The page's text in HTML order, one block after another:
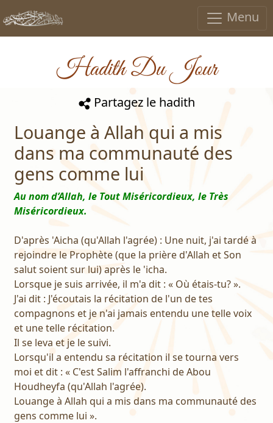
Menu
Hadith Du Jour
Partagez le hadith
Louange à Allah qui a mis
dans ma communauté des
gens comme lui
Au nom d’Allah, le Tout Miséricordieux, le Très
Miséricordieux.
D'après 'Aicha (qu'Allah l'agrée) : Une nuit, j'ai tardé à
rejoindre le Prophète (que la prière d'Allah et Son
salut soient sur lui) après le 'icha.
Lorsque je suis arrivée, il m'a dit : « Où étais-tu? ».
J'ai dit : J'écoutais la récitation de l'un de tes
compagnons et je n'ai jamais entendu une telle voix
et une telle récitation.
Il se leva et je le suivi.
Lorsqu'il a entendu sa récitation il se tourna vers
moi et dit : « C'est Salim l'affranchi de Abou
Houdheyfa (qu'Allah l'agrée).
Louange à Allah qui a mis dans ma communauté des
gens comme lui ».